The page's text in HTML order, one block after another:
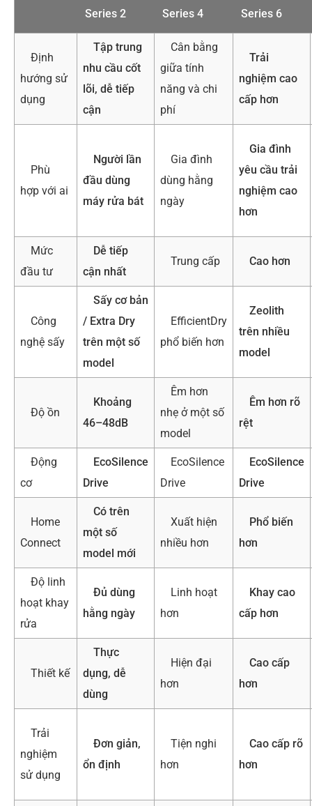
Series 2
Series 4
Series 6
Định
hướng sử
dụng
Tập trung
nhu cầu cốt
lõi, dễ tiếp
cận
Cân bằng
giữa tính
năng và chi
phí
Trải
nghiệm cao
cấp hơn
Phù
hợp với ai
Người lần
đầu dùng
máy rửa bát
Gia đình
dùng hằng
ngày
Gia đình
yêu cầu trải
nghiệm cao
hơn
Mức
đầu tư
Dễ tiếp
cận nhất
Trung cấp Cao hơn
Công
nghệ sấy
Sấy cơ bản
/ Extra Dry
trên một số
model
EfficientDry
phổ biến hơn
Zeolith
trên nhiều
model
Độ ồn
Khoảng
46–48dB
Êm hơn
nhẹ ở một số
model
Êm hơn rõ
rệt
Động
cơ
EcoSilence
Drive
EcoSilence
Drive
EcoSilence
Drive
Home
Connect
Có trên
một số
model mới
Xuất hiện
nhiều hơn
Phổ biến
hơn
Độ linh
hoạt khay
rửa
Đủ dùng
hằng ngày
Linh hoạt
hơn
Khay cao
cấp hơn
Thiết kế
Thực
dụng, dễ
dùng
Hiện đại
hơn
Cao cấp
hơn
Trải
nghiệm
sử dụng
Đơn giản,
ổn định
Tiện nghi
hơn
Cao cấp rõ
hơn